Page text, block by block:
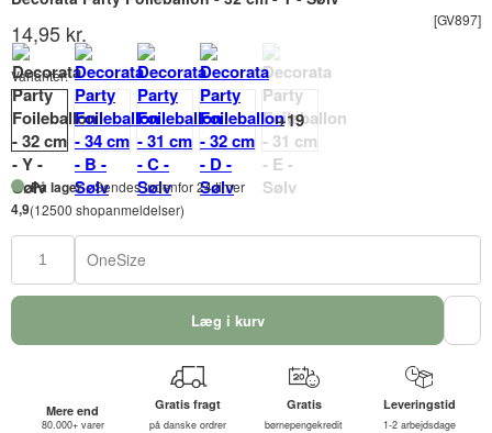
[GV897]
14,95 kr.
Varianter:
På lager- Sendes indenfor 24 timer
4,9(12500 shopanmeldelser)
OneSize
Læg i kurv
Mere end
80.000+ varer
Gratis fragt
på danske ordrer
Gratis
børnepengekredit
Leveringstid
1-2 arbejdsdage